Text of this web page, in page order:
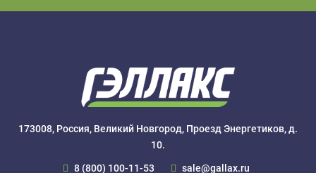
173008, Россия, Великий Новгород, Проезд Энергетиков, д.
10.
8 (800) 100-11-53
sale@gallax.ru